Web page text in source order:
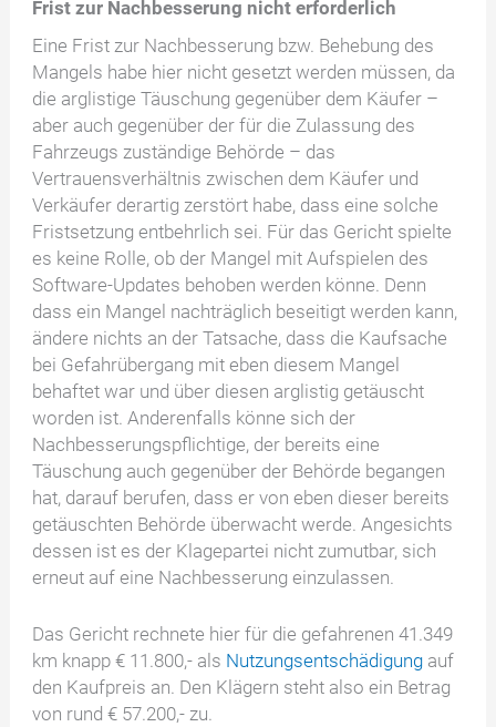
Frist zur Nachbesserung nicht erforderlich
Eine Frist zur Nachbesserung bzw. Behebung des
Mangels habe hier nicht gesetzt werden müssen, da
die arglistige Täuschung gegenüber dem Käufer –
aber auch gegenüber der für die Zulassung des
Fahrzeugs zuständige Behörde – das
Vertrauensverhältnis zwischen dem Käufer und
Verkäufer derartig zerstört habe, dass eine solche
Fristsetzung entbehrlich sei. Für das Gericht spielte
es keine Rolle, ob der Mangel mit Aufspielen des
Software-Updates behoben werden könne. Denn
dass ein Mangel nachträglich beseitigt werden kann,
ändere nichts an der Tatsache, dass die Kaufsache
bei Gefahrübergang mit eben diesem Mangel
behaftet war und über diesen arglistig getäuscht
worden ist. Anderenfalls könne sich der
Nachbesserungspflichtige, der bereits eine
Täuschung auch gegenüber der Behörde begangen
hat, darauf berufen, dass er von eben dieser bereits
getäuschten Behörde überwacht werde. Angesichts
dessen ist es der Klagepartei nicht zumutbar, sich
erneut auf eine Nachbesserung einzulassen.
Das Gericht rechnete hier für die gefahrenen 41.349
km knapp € 11.800,- als Nutzungsentschädigung auf
den Kaufpreis an. Den Klägern steht also ein Betrag
von rund € 57.200,- zu.